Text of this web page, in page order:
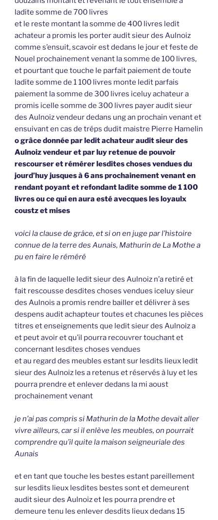
ladite somme de 700 livres
et le reste montant la somme de 400 livres ledit
achateur a promis les porter audit sieur des Aulnoiz
comme s’ensuit, scavoir est dedans le jour et feste de
Nouel prochainement venant la somme de 100 livres,
et pourtant que touche le parfait paiement de toute
ladite somme de 1 100 livres monte ledit parfais
paiement la somme de 300 livres iceluy achateur a
promis icelle somme de 300 livres payer audit sieur
des Aulnoiz vendeur dedans ung an prochain venant et
ensuivant en cas de tréps dudit maistre Pierre Hamelin
o grâce donnée par ledit achateur audit sieur des
Aulnoiz vendeur et par luy retenue de pouvoir
rescourser et rémérer lesdites choses vendues du
jourd’huy jusques à 6 ans prochainement venant en
rendant poyant et refondant ladite somme de 1 100
livres ou ce qui en aura esté avecques les loyaulx
coustz et mises
voici la clause de grâce, et si on en juge par l’histoire
connue de la terre des Aunais, Mathurin de La Mothe a
pu en faire le réméré
à la fin de laquelle ledit sieur des Aulnoiz n’a retiré et
fait rescousse desdites choses vendues iceluy sieur
des Aulnois a promis rendre bailler et délivrer à ses
despens audit achapteur toutes et chacunes les pièces
titres et enseignements que ledit sieur des Aulnoiz a
et peut avoir et qu’il pourra recouvrer touchant et
concernant lesdites choses vendues
et au regard des meubles estant sur lesdits lieux ledit
sieur des Aulnoiz les a retenus et réservés à luy et les
pourra prendre et enlever dedans la mi aoust
prochainement venant
je n’ai pas compris si Mathurin de la Mothe devait aller
vivre ailleurs, car si il enlève les meubles, on pourrait
comprendre qu’il quite la maison seigneuriale des
Aunais
et en tant que touche les bestes estant pareillement
sur lesdits lieux lesdites bestes sont et demeurent
audit sieur des Aulnoiz et les pourra prendre et
demeure tenu les enlever desdits lieux dedans 15